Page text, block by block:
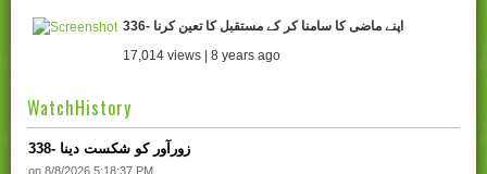
336- اپنے ماضی کا سامنا کر کے مستقبل کا تعین کرنا
17,014 views | 8 years ago
WatchHistory
338- زورآور کو شکست دینا
on 8/8/2026 5:18:37 PM